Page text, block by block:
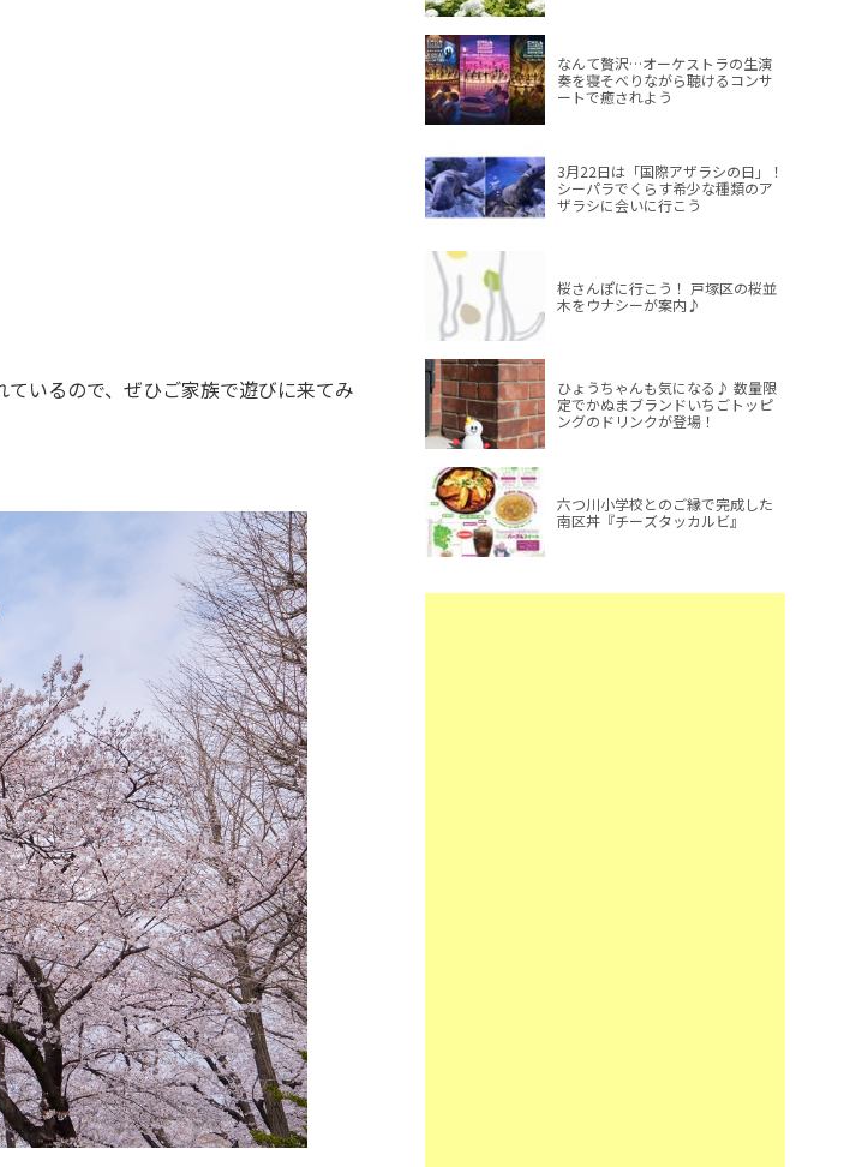
いるので、ぜひご家族で遊びに来てみ
なんて贅沢…オーケストラの生演
奏を寝そべりながら聴けるコンサ
ートで癒されよう
3月22日は「国際アザラシの日」！
シーパラでくらす希少な種類のア
ザラシに会いに行こう
桜さんぽに行こう！ 戸塚区の桜並
木をウナシーが案内♪
ひょうちゃんも気になる♪ 数量限
定でかぬまブランドいちごトッピ
ングのドリンクが登場！
六つ川小学校とのご縁で完成した
南区丼『チーズタッカルビ』